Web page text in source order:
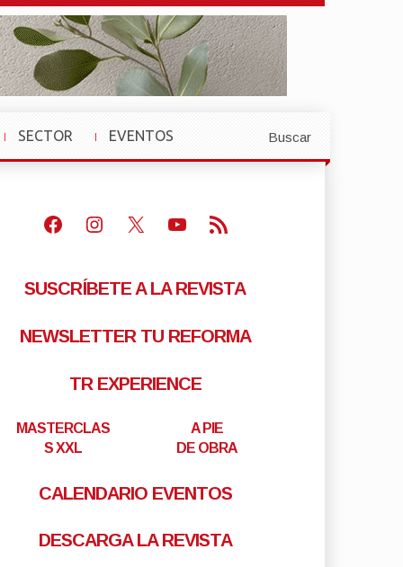
SECTOR
»
EVENTOS
»
Buscar
Facebook
Instagram
X Youtube
Feed RSS
SUSCRÍBETE A LA REVISTA
NEWSLETTER TU REFORMA
TR EXPERIENCE
MASTERCLAS
S XXL
A PIE
DE OBRA
CALENDARIO EVENTOS
DESCARGA LA REVISTA